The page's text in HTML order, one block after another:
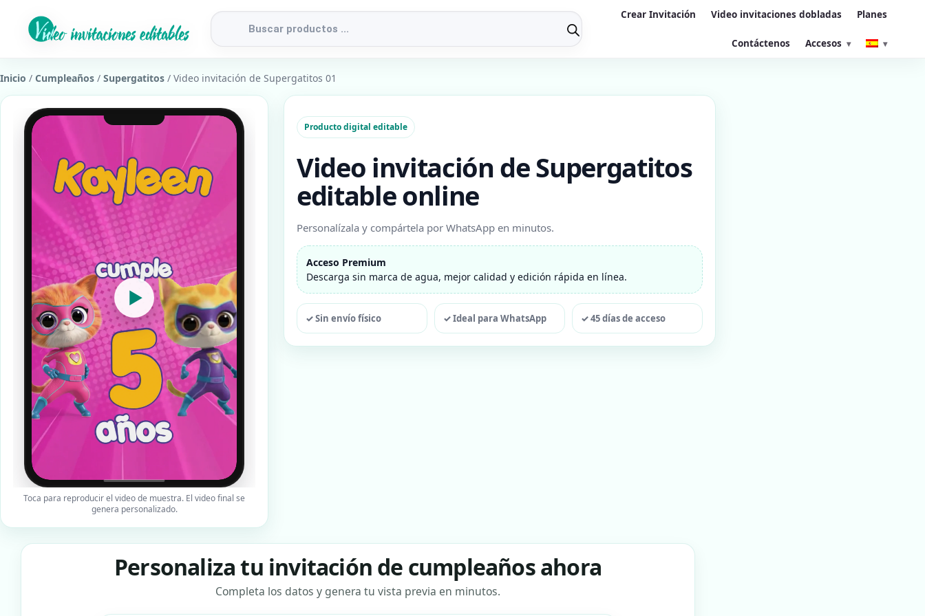
Búsqueda
productos
Crear Invitación Video invitaciones dobladas Planes
Contáctenos Accesos
Inicio / Cumpleaños / Supergatitos / Video invitación de Supergatitos 01
▶
Toca para reproducir el video de muestra. El video final se
genera personalizado.
Producto digital editable
Video invitación de Supergatitos
editable online
Personalízala y compártela por WhatsApp en minutos.
Acceso Premium
Descarga sin marca de agua, mejor calidad y edición rápida en línea.
✓ Sin envío físico ✓ Ideal para WhatsApp ✓ 45 días de acceso
Personaliza tu invitación de cumpleaños ahora
Completa los datos y genera tu vista previa en minutos.